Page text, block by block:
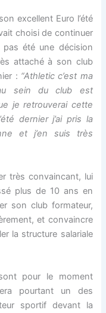
excellent Euro l’été
choisi de continuer
pas été une décision
attaché à son club
: “Athletic c’est ma
sein du club est
je retrouverai cette
dernier j’ai pris la
et j’en suis très
très convaincant, lui
plus de 10 ans en
son club formateur,
et convaincre
la structure salariale
pour le moment
pourtant un des
sportif devant la